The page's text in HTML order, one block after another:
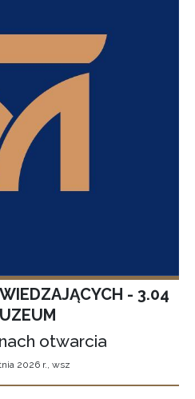
- 3.04
otwarcia
2026 r., wsz